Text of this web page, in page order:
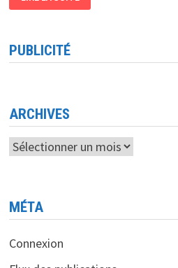
INVESTIT
RÉSERVANT
1%
POUR
LES
STARTUPS
ET
LA
NUMÉRISATION
PUBLICITÉ
ARCHIVES
Archives
MÉTA
Connexion